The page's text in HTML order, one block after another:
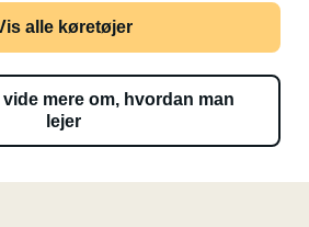
alle køretøjer
mere om, hvordan man
lejer